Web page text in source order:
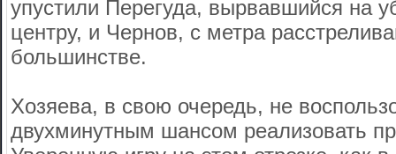
упустили Перегуда, вырвавшийся на
центру, и Чернов, с метра
большинстве.
Хозяева, в свою очередь, не
двухминутным шансом реализовать